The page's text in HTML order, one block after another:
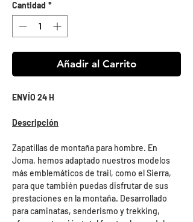
Cantidad *
Añadir al Carrito
ENVÍO 24 H
Descripción
Zapatillas de montaña para hombre. En
Joma, hemos adaptado nuestros modelos
más emblemáticos de trail, como el Sierra,
para que también puedas disfrutar de sus
prestaciones en la montaña. Desarrollado
para caminatas, senderismo y trekking,